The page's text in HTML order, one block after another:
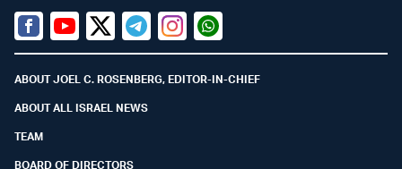
Facebook
YoutubeTwitter (X)
TelegramInstagramWhatsapp
ABOUT JOEL C. ROSENBERG, EDITOR-IN-CHIEF
ABOUT ALL ISRAEL NEWS
TEAM
BOARD OF DIRECTORS